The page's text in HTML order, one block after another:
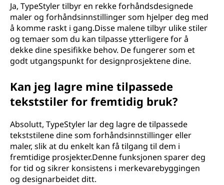
Ja, TypeStyler tilbyr en rekke forhåndsdesignede
maler og forhåndsinnstillinger som hjelper deg med
å komme raskt i gang.Disse malene tilbyr ulike stiler
og temaer som du kan tilpasse ytterligere for å
dekke dine spesifikke behov. De fungerer som et
godt utgangspunkt for designprosjektene dine.
Kan jeg lagre mine tilpassede
tekststiler for fremtidig bruk?
Absolutt, TypeStyler lar deg lagre de tilpassede
tekststilene dine som forhåndsinnstillinger eller
maler, slik at du enkelt kan få tilgang til dem i
fremtidige prosjekter.Denne funksjonen sparer deg
for tid og sikrer konsistens i merkevarebyggingen
og designarbeidet ditt.